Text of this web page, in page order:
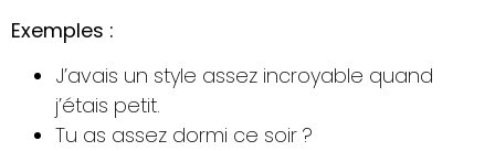
Exemples :
J’avais un style assez incroyable quand
j’étais petit.
Tu as assez dormi ce soir ?